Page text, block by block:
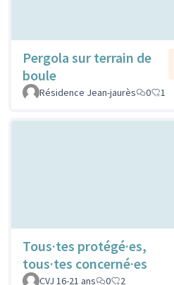
Pergola sur terrain de
boule
Résidence Jean-jaurès
0 1
Tous·tes protégé·es,
tous·tes concerné·es
CVJ 16-21 ans
0 2